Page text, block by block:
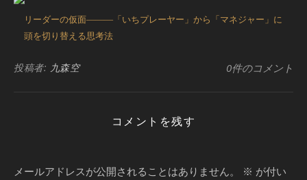
リーダーの仮面―――「いちプレーヤー」から「マネジャー」に
頭を切り替える思考法
投稿者: 九森空 0件のコメント
コメントを残す
メールアドレスが公開されることはありません。 ※ が付い